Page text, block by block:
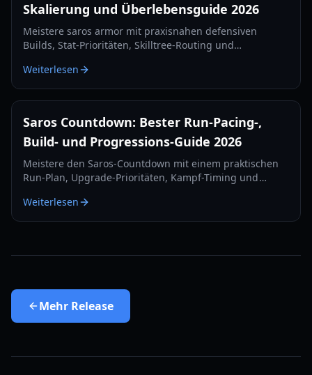
Skalierung und Überlebensguide 2026
Meistere saros armor mit praxisnahen defensiven
Builds, Stat-Prioritäten, Skilltree-Routing und
2026.
Weiterlesen
Saros Countdown: Bester Run-Pacing-,
Build- und Progressions-Guide 2026
Meistere den Saros-Countdown mit einem praktischen
Run-Plan, Upgrade-Prioritäten, Kampf-Timing und
Weiterlesen
Mehr Release